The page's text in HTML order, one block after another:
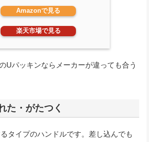
Amazonで見る
楽天市場で見る
Uパッキンならメーカーが違っても合う
た・がたつく
タイプのハンドルです。差し込んでも